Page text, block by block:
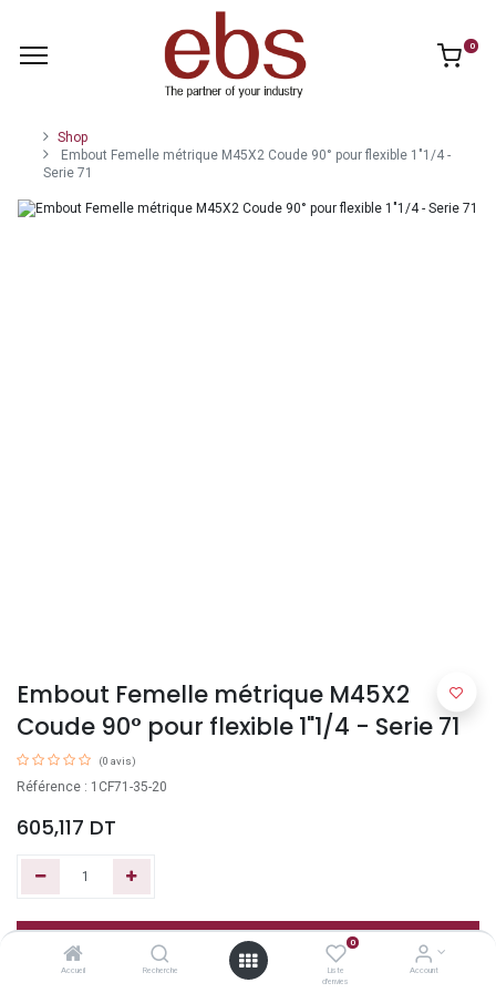
Accueil Recherche
0
Liste
d'envies
Account
0
Shop
Embout Femelle métrique M45X2 Coude 90° pour flexible 1"1/4 -
Serie 71
Embout Femelle métrique M45X2
Coude 90° pour flexible 1"1/4 - Serie 71
(0 avis)
Référence : 1CF71-35-20
605,117 DT
Ajouter au panier